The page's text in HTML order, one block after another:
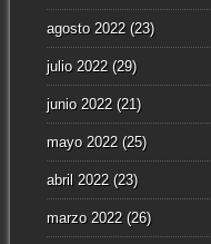
agosto 2022(23)
julio 2022(29)
junio 2022(21)
mayo 2022(25)
abril 2022(23)
marzo 2022(26)